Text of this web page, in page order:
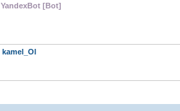
YandexBot [Bot]
kamel_Ol